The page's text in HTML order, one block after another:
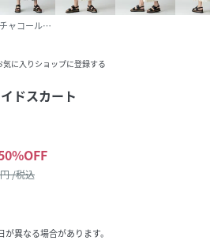
チャコールグレー (94)
気に入りショップに登録する
ドスカート
%OFF
円 /税込
異なる場合があります。